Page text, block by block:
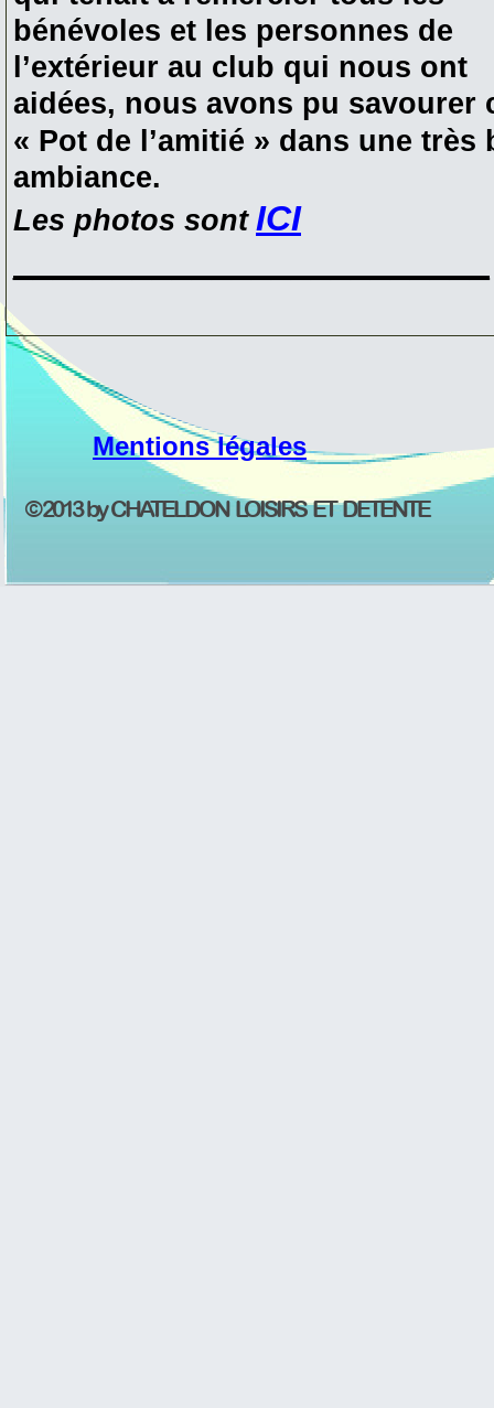
© 2013 by CHATELDON LOISIRS ET DETENTE
Mentions légales
bénévoles et les personnes de
l’extérieur au club qui nous ont
aidées, nous avons pu savourer
« Pot de l’amitié » dans une très
ambiance.
Les photos sont ICI